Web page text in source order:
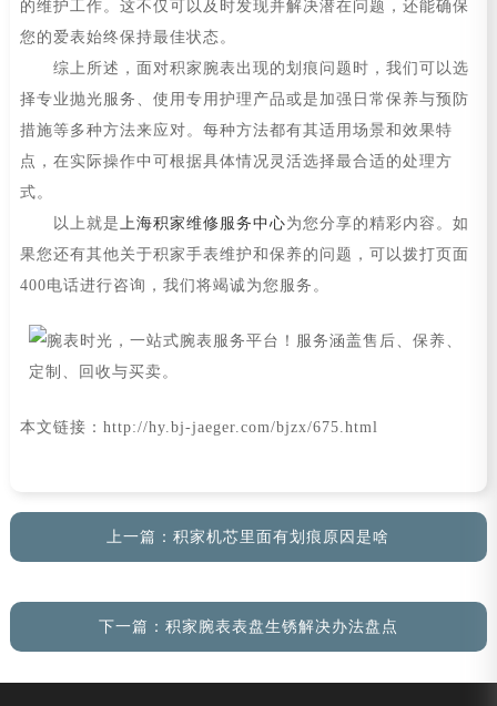
的维护工作。这不仅可以及时发现并解决潜在问题，还能确保
您的爱表始终保持最佳状态。
综上所述，面对积家腕表出现的划痕问题时，我们可以选
择专业抛光服务、使用专用护理产品或是加强日常保养与预防
措施等多种方法来应对。每种方法都有其适用场景和效果特
点，在实际操作中可根据具体情况灵活选择最合适的处理方
式。
以上就是上海积家维修服务中心为您分享的精彩内容。如
果您还有其他关于积家手表维护和保养的问题，可以拨打页面
400电话进行咨询，我们将竭诚为您服务。
本文链接：http://hy.bj-jaeger.com/bjzx/675.html
上一篇：积家机芯里面有划痕原因是啥
下一篇： 积家腕表表盘生锈解决办法盘点